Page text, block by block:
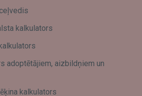
kalkulators
adoptētājiem, aizbildņiem un
kalkulators